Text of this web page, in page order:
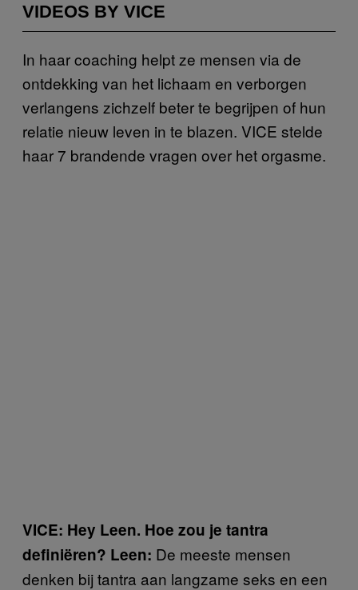
VIDEOS BY VICE
In haar coaching helpt ze mensen via de
ontdekking van het lichaam en verborgen
verlangens zichzelf beter te begrijpen of hun
relatie nieuw leven in te blazen. VICE stelde
haar 7 brandende vragen over het orgasme.
VICE: Hey Leen. Hoe zou je tantra
definiëren? Leen: De meeste mensen
denken bij tantra aan langzame seks en een